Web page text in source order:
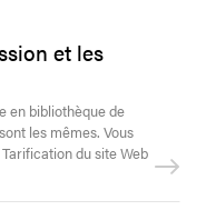
et les
en bibliothèque de
les mêmes. Vous
du site Web